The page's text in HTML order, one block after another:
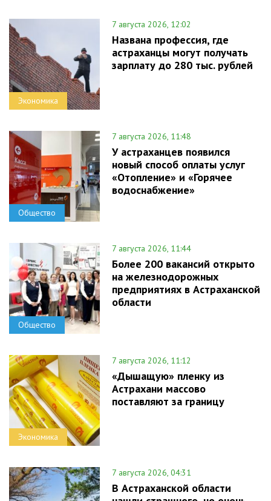
Экономика
7 августа 2026, 12:02
Названа профессия, где
астраханцы могут получать
зарплату до 280 тыс. рублей
Общество
7 августа 2026, 11:48
У астраханцев появился
новый способ оплаты услуг
«Отопление» и «Горячее
водоснабжение»
Общество
7 августа 2026, 11:44
Более 200 вакансий открыто
на железнодорожных
предприятиях в Астраханской
области
Экономика
7 августа 2026, 11:12
«Дышащую» пленку из
Астрахани массово
поставляют за границу
7 августа 2026, 04:31
В Астраханской области